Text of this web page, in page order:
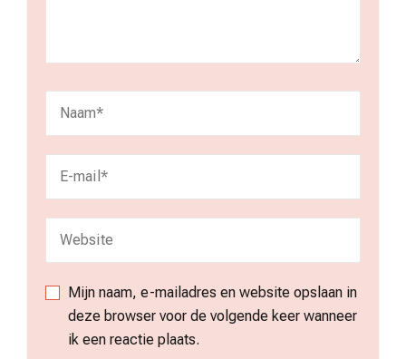
Mijn naam, e-mailadres en website opslaan in
deze browser voor de volgende keer wanneer
ik een reactie plaats.